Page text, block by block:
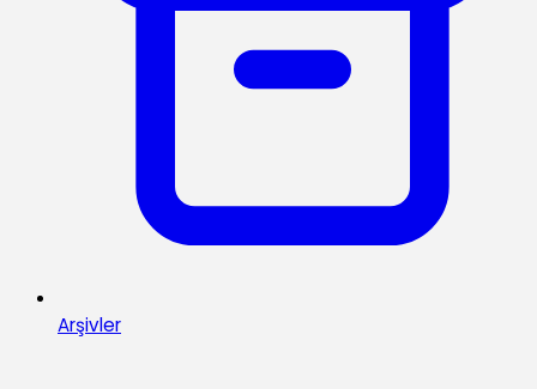
Arşivler